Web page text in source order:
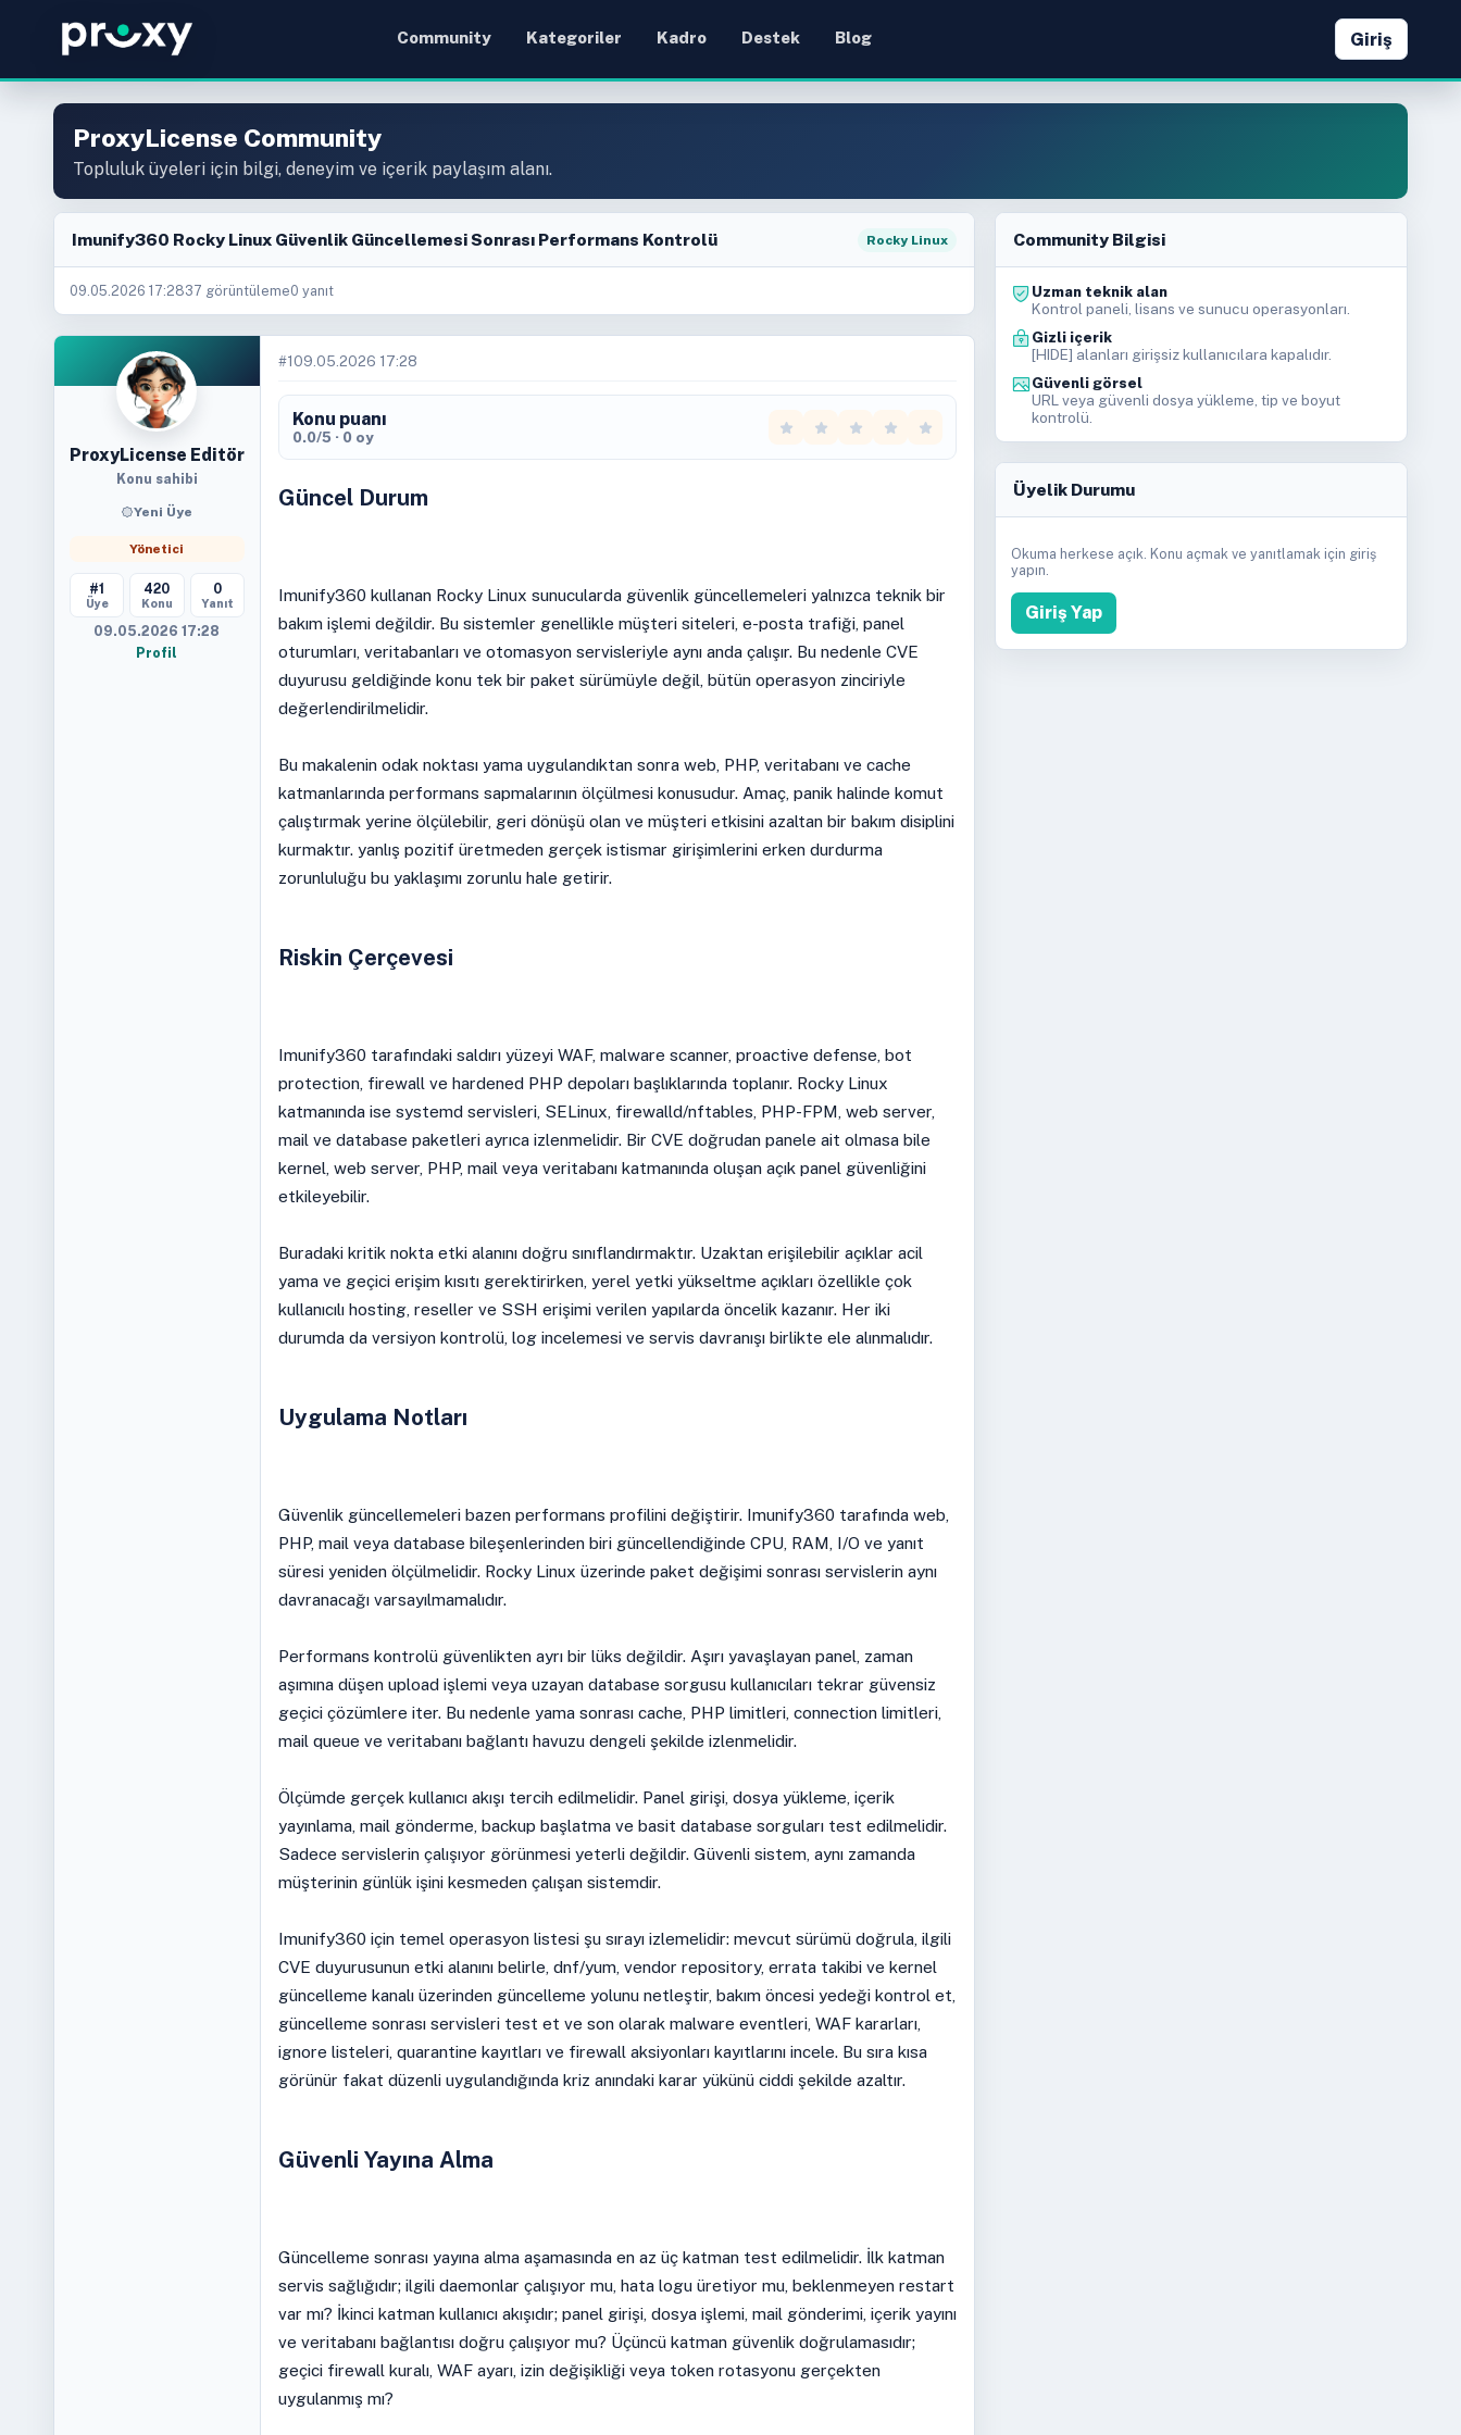
Community Kategoriler Kadro Destek Blog Giriş
ProxyLicense Community
Topluluk üyeleri için bilgi, deneyim ve içerik paylaşım alanı.
Imunify360 Rocky Linux Güvenlik Güncellemesi Sonrası Performans Kontrolü Rocky Linux
09.05.2026 17:2837 görüntüleme0 yanıt
ProxyLicense Editör
Konu sahibi
Yeni Üye
Yönetici
#1
Üye
420
Konu
0
Yanıt
09.05.2026 17:28
Profil
#1 09.05.2026 17:28
Konu puanı
0.0/5 · 0 oy
Güncel Durum
Imunify360 kullanan Rocky Linux sunucularda güvenlik güncellemeleri yalnızca teknik bir
bakım işlemi değildir. Bu sistemler genellikle müşteri siteleri, e-posta trafiği, panel
oturumları, veritabanları ve otomasyon servisleriyle aynı anda çalışır. Bu nedenle CVE
duyurusu geldiğinde konu tek bir paket sürümüyle değil, bütün operasyon zinciriyle
değerlendirilmelidir.
Bu makalenin odak noktası yama uygulandıktan sonra web, PHP, veritabanı ve cache
katmanlarında performans sapmalarının ölçülmesi konusudur. Amaç, panik halinde komut
çalıştırmak yerine ölçülebilir, geri dönüşü olan ve müşteri etkisini azaltan bir bakım disiplini
kurmaktır. yanlış pozitif üretmeden gerçek istismar girişimlerini erken durdurma
zorunluluğu bu yaklaşımı zorunlu hale getirir.
Riskin Çerçevesi
Imunify360 tarafındaki saldırı yüzeyi WAF, malware scanner, proactive defense, bot
protection, firewall ve hardened PHP depoları başlıklarında toplanır. Rocky Linux
katmanında ise systemd servisleri, SELinux, firewalld/nftables, PHP-FPM, web server,
mail ve database paketleri ayrıca izlenmelidir. Bir CVE doğrudan panele ait olmasa bile
kernel, web server, PHP, mail veya veritabanı katmanında oluşan açık panel güvenliğini
etkileyebilir.
Buradaki kritik nokta etki alanını doğru sınıflandırmaktır. Uzaktan erişilebilir açıklar acil
yama ve geçici erişim kısıtı gerektirirken, yerel yetki yükseltme açıkları özellikle çok
kullanıcılı hosting, reseller ve SSH erişimi verilen yapılarda öncelik kazanır. Her iki
durumda da versiyon kontrolü, log incelemesi ve servis davranışı birlikte ele alınmalıdır.
Uygulama Notları
Güvenlik güncellemeleri bazen performans profilini değiştirir. Imunify360 tarafında web,
PHP, mail veya database bileşenlerinden biri güncellendiğinde CPU, RAM, I/O ve yanıt
süresi yeniden ölçülmelidir. Rocky Linux üzerinde paket değişimi sonrası servislerin aynı
davranacağı varsayılmamalıdır.
Performans kontrolü güvenlikten ayrı bir lüks değildir. Aşırı yavaşlayan panel, zaman
aşımına düşen upload işlemi veya uzayan database sorgusu kullanıcıları tekrar güvensiz
geçici çözümlere iter. Bu nedenle yama sonrası cache, PHP limitleri, connection limitleri,
mail queue ve veritabanı bağlantı havuzu dengeli şekilde izlenmelidir.
Ölçümde gerçek kullanıcı akışı tercih edilmelidir. Panel girişi, dosya yükleme, içerik
yayınlama, mail gönderme, backup başlatma ve basit database sorguları test edilmelidir.
Sadece servislerin çalışıyor görünmesi yeterli değildir. Güvenli sistem, aynı zamanda
müşterinin günlük işini kesmeden çalışan sistemdir.
Imunify360 için temel operasyon listesi şu sırayı izlemelidir: mevcut sürümü doğrula, ilgili
CVE duyurusunun etki alanını belirle, dnf/yum, vendor repository, errata takibi ve kernel
güncelleme kanalı üzerinden güncelleme yolunu netleştir, bakım öncesi yedeği kontrol et,
güncelleme sonrası servisleri test et ve son olarak malware eventleri, WAF kararları,
ignore listeleri, quarantine kayıtları ve firewall aksiyonları kayıtlarını incele. Bu sıra kısa
görünür fakat düzenli uygulandığında kriz anındaki karar yükünü ciddi şekilde azaltır.
Güvenli Yayına Alma
Güncelleme sonrası yayına alma aşamasında en az üç katman test edilmelidir. İlk katman
servis sağlığıdır; ilgili daemonlar çalışıyor mu, hata logu üretiyor mu, beklenmeyen restart
var mı? İkinci katman kullanıcı akışıdır; panel girişi, dosya işlemi, mail gönderimi, içerik yayını
ve veritabanı bağlantısı doğru çalışıyor mu? Üçüncü katman güvenlik doğrulamasıdır;
geçici firewall kuralı, WAF ayarı, izin değişikliği veya token rotasyonu gerçekten
uygulanmış mı?
Community Bilgisi
Uzman teknik alan
Kontrol paneli, lisans ve sunucu operasyonları.
Gizli içerik
[HIDE] alanları girişsiz kullanıcılara kapalıdır.
Güvenli görsel
URL veya güvenli dosya yükleme, tip ve boyut
kontrolü.
Üyelik Durumu
Okuma herkese açık. Konu açmak ve yanıtlamak için giriş
yapın.
Giriş Yap